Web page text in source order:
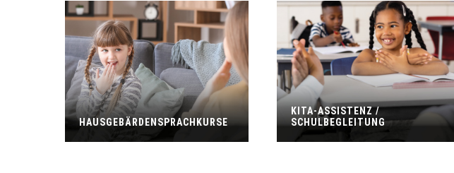
HAUSGEBÄRDENSPRACHKURSE
KITA-ASSISTENZ /
SCHULBEGLEITUNG